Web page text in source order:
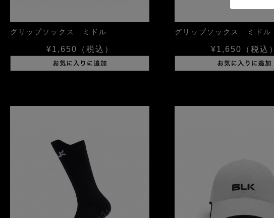
グリップソックス ミドル
¥1,650 （税込）
グリップソックス ミドル
¥1,650 （税込）